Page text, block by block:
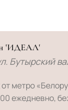
'ИДЕАЛ'
Бутырский
метро
ежедневно,